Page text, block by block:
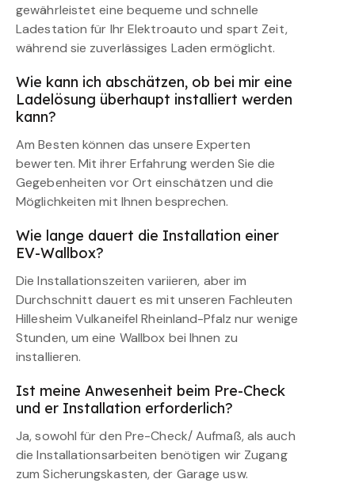
gewährleistet eine bequeme und schnelle
Ladestation für Ihr Elektroauto und spart Zeit,
während sie zuverlässiges Laden ermöglicht.
Wie kann ich abschätzen, ob bei mir eine
Ladelösung überhaupt installiert werden
kann?
Am Besten können das unsere Experten
bewerten. Mit ihrer Erfahrung werden Sie die
Gegebenheiten vor Ort einschätzen und die
Möglichkeiten mit Ihnen besprechen.
Wie lange dauert die Installation einer
EV-Wallbox?
Die Installationszeiten variieren, aber im
Durchschnitt dauert es mit unseren Fachleuten
Hillesheim Vulkaneifel Rheinland-Pfalz nur wenige
Stunden, um eine Wallbox bei Ihnen zu
installieren.
Ist meine Anwesenheit beim Pre-Check
und er Installation erforderlich?
Ja, sowohl für den Pre-Check/ Aufmaß, als auch
die Installationsarbeiten benötigen wir Zugang
zum Sicherungskasten, der Garage usw.